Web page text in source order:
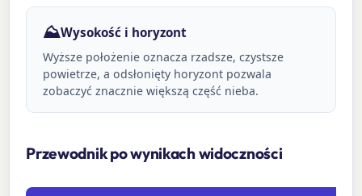
⛰️Wysokość i horyzont
Wyższe położenie oznacza rzadsze, czystsze
powietrze, a odsłonięty horyzont pozwala
zobaczyć znacznie większą część nieba.
Przewodnik po wynikach widoczności